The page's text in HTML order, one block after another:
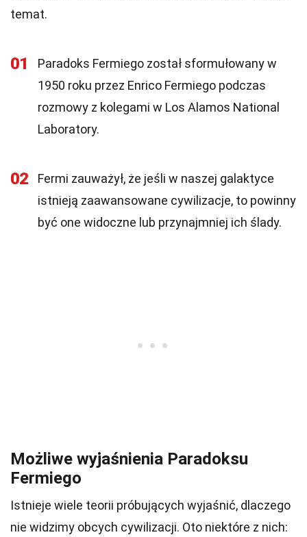
temat.
01
Paradoks Fermiego został sformułowany w
1950 roku przez Enrico Fermiego podczas
rozmowy z kolegami w Los Alamos National
Laboratory.
02
Fermi zauważył, że jeśli w naszej galaktyce
istnieją zaawansowane cywilizacje, to powinny
być one widoczne lub przynajmniej ich ślady.
Możliwe wyjaśnienia Paradoksu
Fermiego
Istnieje wiele teorii próbujących wyjaśnić, dlaczego
nie widzimy obcych cywilizacji. Oto niektóre z nich: